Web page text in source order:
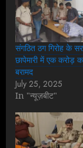
संगठित ठग गिरोह के
छापेमारी में एक करोड़
बरामद
July 25, 2025
In "न्यूज़बीट"